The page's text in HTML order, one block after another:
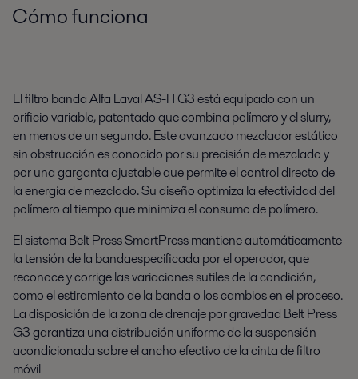
Cómo funciona
El filtro banda Alfa Laval AS-H G3 está equipado con un
orificio variable, patentado que combina polímero y el slurry,
en menos de un segundo. Este avanzado mezclador estático
sin obstrucción es conocido por su precisión de mezclado y
por una garganta ajustable que permite el control directo de
la energía de mezclado. Su diseño optimiza la efectividad del
polímero al tiempo que minimiza el consumo de polímero.
El sistema Belt Press SmartPress mantiene automáticamente
la tensión de la bandaespecificada por el operador, que
reconoce y corrige las variaciones sutiles de la condición,
como el estiramiento de la banda o los cambios en el proceso.
La disposición de la zona de drenaje por gravedad Belt Press
G3 garantiza una distribución uniforme de la suspensión
acondicionada sobre el ancho efectivo de la cinta de filtro
móvil